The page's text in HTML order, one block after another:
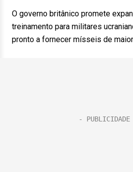
O governo britânico promete
treinamento para militares
pronto a fornecer mísseis de